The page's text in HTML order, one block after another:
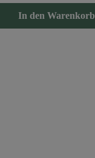
In den Warenkorb